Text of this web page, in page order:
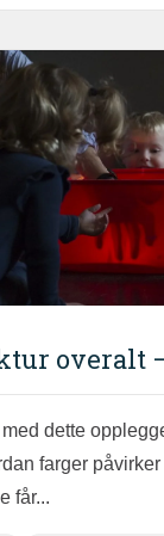
overalt
dette
farger
får...